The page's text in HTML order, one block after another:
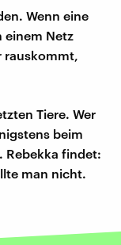
Wenn eine
einem Netz
Tiere. Wer
beim
Rebekka findet:
man nicht.